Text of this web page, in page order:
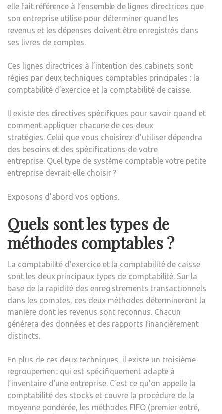
elle fait référence à l’ensemble de lignes directrices que
son entreprise utilise pour déterminer quand les
revenus et les dépenses doivent être enregistrés dans
ses livres de comptes.
Ces lignes directrices à l’intention des cabinets sont
régies par deux techniques comptables principales : la
comptabilité d’exercice et la comptabilité de caisse.
Il existe des directives spécifiques pour savoir quand et
comment appliquer chacune de ces deux
stratégies. Celui que vous choisirez d’utiliser dépendra
des besoins et des spécifications de votre
entreprise. Quel type de système comptable votre petite
entreprise devrait-elle choisir ?
Exposons d’abord vos options.
Quels sont les types de
méthodes comptables ?
La comptabilité d’exercice et la comptabilité de caisse
sont les deux principaux types de comptabilité. Sur la
base de la rapidité des enregistrements transactionnels
dans les comptes, ces deux méthodes détermineront la
manière dont les revenus sont reconnus. Chacun
générera des données et des rapports financièrement
distincts.
En plus de ces deux techniques, il existe un troisième
regroupement qui est spécifiquement adapté à
l’inventaire d’une entreprise. C’est ce qu’on appelle la
comptabilité des stocks et couvre la procédure de la
moyenne pondérée, les méthodes FIFO (premier entré,